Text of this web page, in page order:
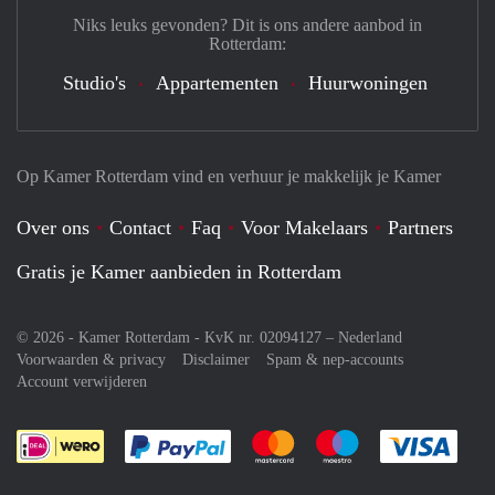
Op Kamer Rotterdam vind en verhuur je makkelijk je Kamer
Over ons Contact Faq Voor Makelaars
Partners
Gratis je Kamer aanbieden in Rotterdam
© 2026 - Kamer Rotterdam - KvK nr. 02094127 – Nederland
Voorwaarden & privacy
Disclaimer
Spam & nep-accounts
Account verwijderen
Je rekent gemakkelijk af met Paypal
Je rekent gemakkelijk af met
Je rekent
Niks leuks gevonden? Dit is ons andere aanbod in
Rotterdam:
Studio's Appartementen Huurwoningen